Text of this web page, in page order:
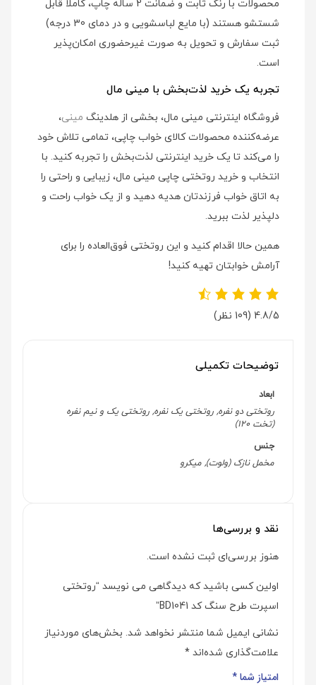
محصولات با رنگ ثابت و ضمانت 2 ساله چاپ، کاملاً قابل
شستشو هستند (با مایع لباسشویی و در دمای 30 درجه)
ثبت سفارش و تحویل به صورت غیرحضوری امکان‌پذیر
است.
تجربه یک خرید لذت‌بخش با مینی مال
فروشگاه اینترنتی مینی مال، بخشی از هلدینگ مینی،
عرضه‌کننده محصولات کالای خواب چاپی، تمامی تلاش خود
را می‌کند تا یک خرید اینترنتی لذت‌بخش را تجربه کنید. با
انتخاب و خرید روتختی چاپی مینی مال، زیبایی و راحتی را
به اتاق خواب فرزندتان هدیه دهید و از یک خواب راحت و
دلپذیر لذت ببرید.
همین حالا اقدام کنید و این روتختی فوق‌العاده را برای
آرامش خوابتان تهیه کنید!
4.8/5 (109 نظر)
توضیحات تکمیلی
ابعاد
روتختی دو نفره, روتختی یک نفره, روتختی یک و نیم نفره
(تخت 120)
جنس
مخمل نازک (ولوت), میکرو
نقد و بررسی‌ها
هنوز بررسی‌ای ثبت نشده است.
اولین کسی باشید که دیدگاهی می نویسد “روتختی
اسپرت طرح سنگ کد BD1041”
نشانی ایمیل شما منتشر نخواهد شد. بخش‌های موردنیاز
علامت‌گذاری شده‌اند *
امتیاز شما*